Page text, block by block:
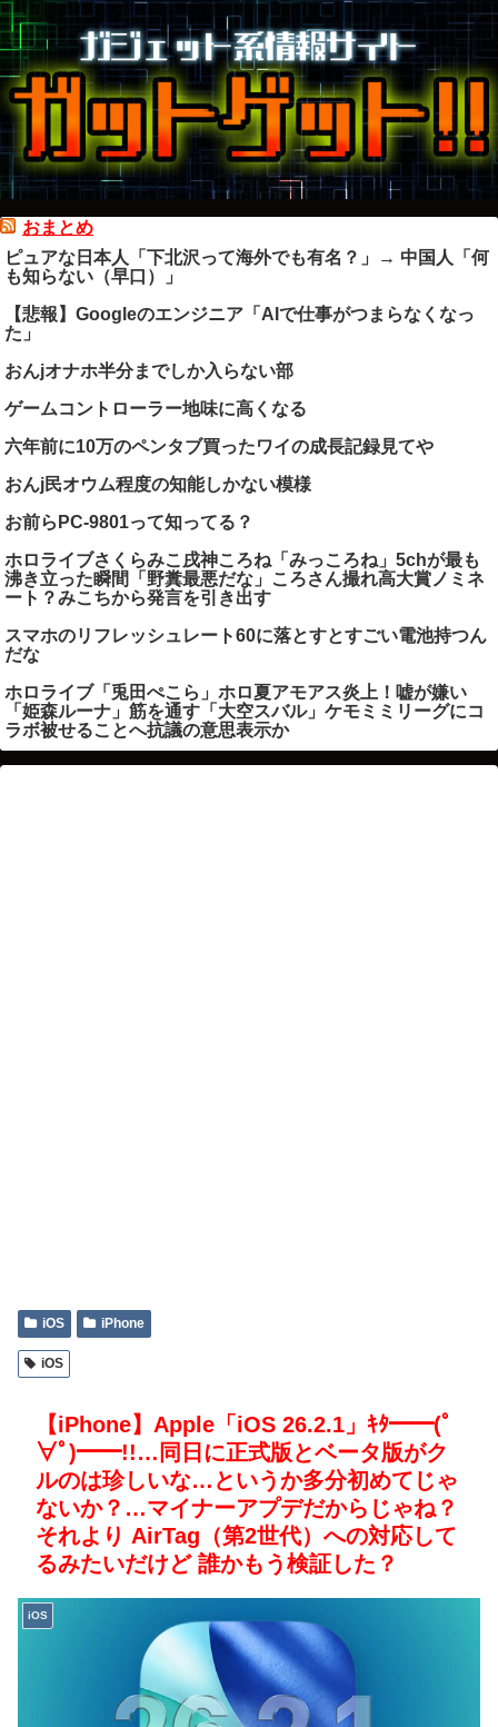
おまとめ
ピュアな日本人「下北沢って海外でも有名？」→ 中国人「何
も知らない（早口）」
【悲報】Googleのエンジニア「AIで仕事がつまらなくなっ
た」
おんjオナホ半分までしか入らない部
ゲームコントローラー地味に高くなる
六年前に10万のペンタブ買ったワイの成長記録見てや
おんj民オウム程度の知能しかない模様
お前らPC-9801って知ってる？
ホロライブさくらみこ戌神ころね「みっころね」5chが最も
沸き立った瞬間「野糞最悪だな」ころさん撮れ高大賞ノミネ
ート？みこちから発言を引き出す
スマホのリフレッシュレート60に落とすとすごい電池持つん
だな
ホロライブ「兎田ぺこら」ホロ夏アモアス炎上！嘘が嫌い
「姫森ルーナ」筋を通す「大空スバル」ケモミミリーグにコ
ラボ被せることへ抗議の意思表示か
iOS iPhone
iOS
【iPhone】Apple「iOS 26.2.1」ｷﾀ━━(ﾟ
∀ﾟ)━━!!…同日に正式版とベータ版がク
ルのは珍しいな…というか多分初めてじゃ
ないか？…マイナーアプデだからじゃね？
それより AirTag（第2世代）への対応して
るみたいだけど 誰かもう検証した？
iOS